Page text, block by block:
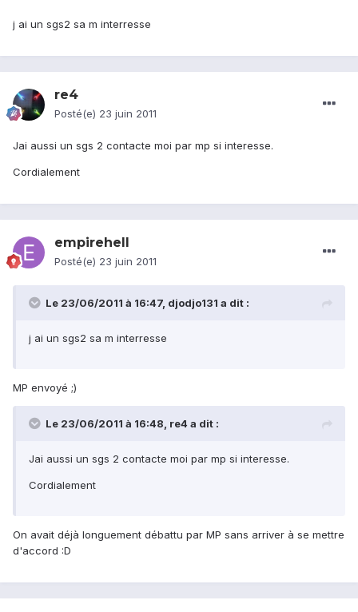
j ai un sgs2 sa m interresse
re4
Posté(e) 23 juin 2011
Jai aussi un sgs 2 contacte moi par mp si interesse.
Cordialement
empirehell
Posté(e) 23 juin 2011
Le 23/06/2011 à 16:47, djodjo131 a dit :
j ai un sgs2 sa m interresse
MP envoyé ;)
Le 23/06/2011 à 16:48, re4 a dit :
Jai aussi un sgs 2 contacte moi par mp si interesse.
Cordialement
On avait déjà longuement débattu par MP sans arriver à se mettre
d'accord :D